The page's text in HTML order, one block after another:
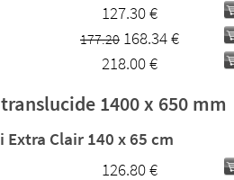
127.30 €
177.20 168.34 €
218.00 €
1400 x 650 mm
Extra Clair 140 x 65 cm
126.80 €